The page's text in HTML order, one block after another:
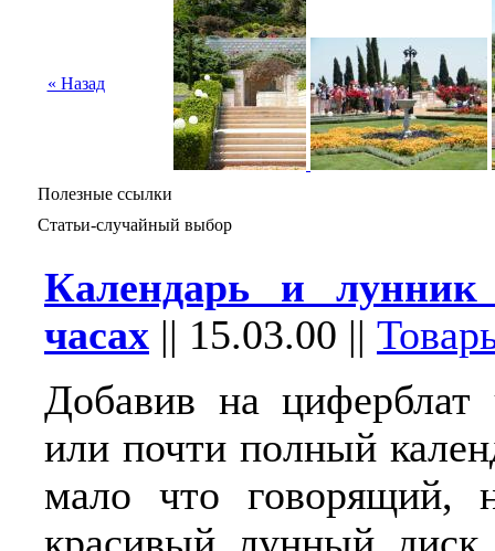
« Назад
Полезные ссылки
Статьи-случайный выбор
Календарь и
часах || 15.03.00 ||
Добавив на циферблат
или почти полный
мало что говорящий,